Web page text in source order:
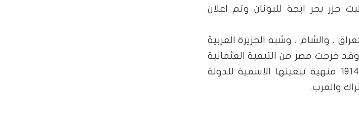
بحر ايجة لليونان وتم اعلان
، والشام ، وشبه الجزيرة العربية
خرجت مصر من التبعية العثمانية
بمجرد اندلاع الحرب وقامت بريطانيا باعلان الحماية عليها عام 1914 منهية تبعيتها الاسمية للدولة
والعرب.